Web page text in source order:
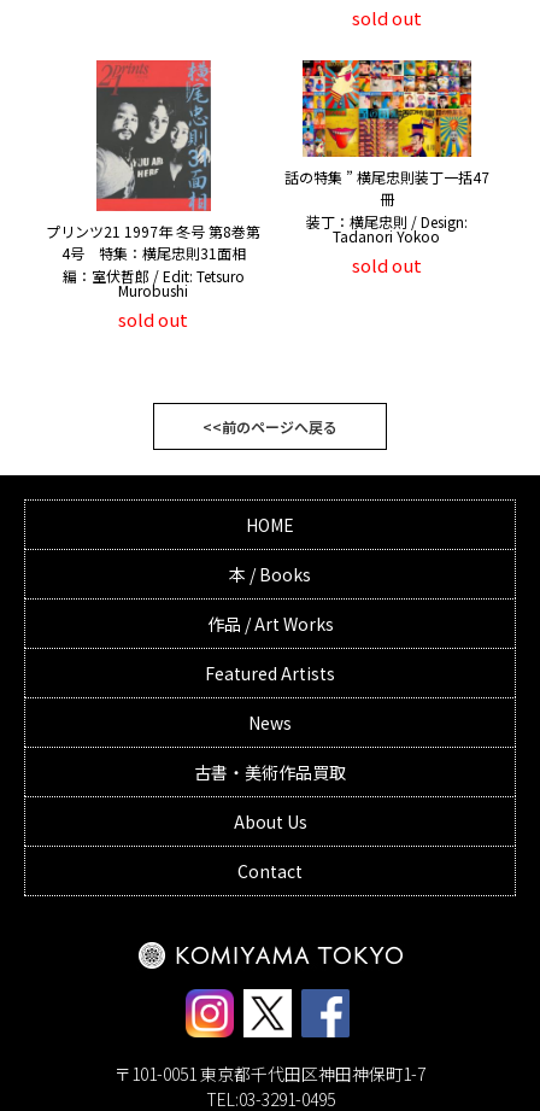
sold out
プリンツ21 1997年 冬号 第8巻第
4号 特集：横尾忠則31面相
編：室伏哲郎 / Edit: Tetsuro
Murobushi
sold out
話の特集 ” 横尾忠則装丁一括47
冊
装丁：横尾忠則 / Design:
Tadanori Yokoo
sold out
<<前のページへ戻る
HOME
本 / Books
作品 / Art Works
Featured Artists
News
古書・美術作品買取
About Us
Contact
〒101-0051 東京都千代田区神田神保町1-7
TEL:03-3291-0495